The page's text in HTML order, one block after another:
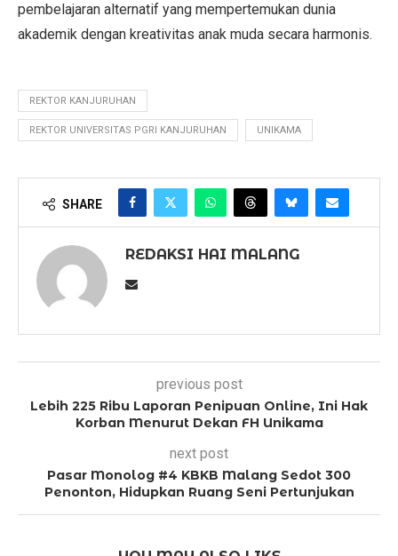
pembelajaran alternatif yang mempertemukan dunia
akademik dengan kreativitas anak muda secara harmonis.
REKTOR KANJURUHAN
REKTOR UNIVERSITAS PGRI KANJURUHAN UNIKAMA
SHARE
REDAKSI HAI MALANG
previous post
Lebih 225 Ribu Laporan Penipuan Online, Ini Hak
Korban Menurut Dekan FH Unikama
next post
Pasar Monolog #4 KBKB Malang Sedot 300
Penonton, Hidupkan Ruang Seni Pertunjukan